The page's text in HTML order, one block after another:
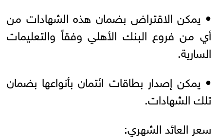
• يمكن الاقتراض بضمان هذه الشهادات من
أي من فروع البنك الأهلي وفقاً والتعليمات
السارية.
• يمكن إصدار بطاقات ائتمان بأنواعها بضمان
تلك الشهادات.
سعر العائد الشهري: